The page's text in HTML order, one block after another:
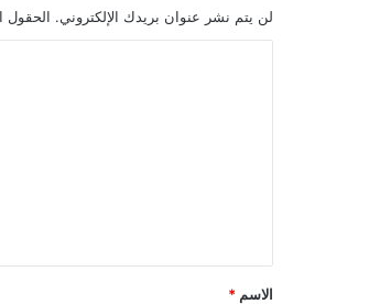
لن يتم نشر عنوان بريدك الإلكتروني. الحقول
*
الاسم *